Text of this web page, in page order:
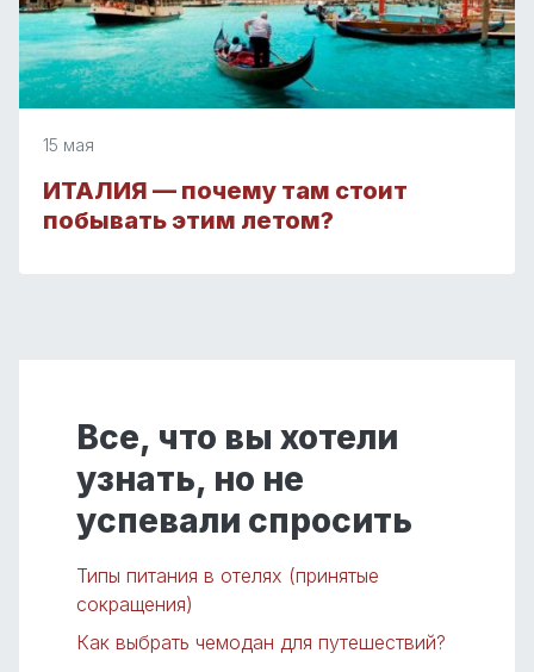
15 мая
ИТАЛИЯ — почему там стоит
побывать этим летом?
Все, что вы хотели
узнать, но не
успевали спросить
Типы питания в отелях (принятые
сокращения)
Как выбрать чемодан для путешествий?